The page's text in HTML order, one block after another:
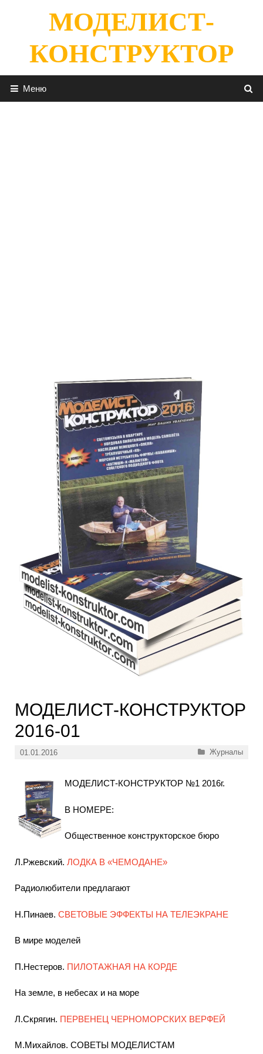
содержимомуМОДЕЛИСТ-
КОНСТРУКТОР
Меню
МОДЕЛИСТ-КОНСТРУКТОР
2016-01
01.01.2016 Рубрики
Журналы
МОДЕЛИСТ-КОНСТРУКТОР №1 2016г.
В НОМЕРЕ:
Общественное конструкторское бюро
Л.Ржевский. ЛОДКА В «ЧЕМОДАНЕ»
Радиолюбители предлагают
Н.Пинаев. СВЕТОВЫЕ ЭФФЕКТЫ НА ТЕЛЕЭКРАНЕ
В мире моделей
П.Нестеров. ПИЛОТАЖНАЯ НА КОРДЕ
На земле, в небесах и на море
Л.Скрягин. ПЕРВЕНЕЦ ЧЕРНОМОРСКИХ ВЕРФЕЙ
М.Михайлов. СОВЕТЫ МОДЕЛИСТАМ